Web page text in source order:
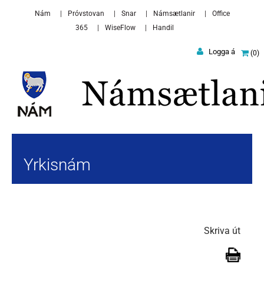
Nám Próvstovan Snar Námsætlanir
Office
365
WiseFlow Handil
0
Logga á
Yrkisnám
Skriva út